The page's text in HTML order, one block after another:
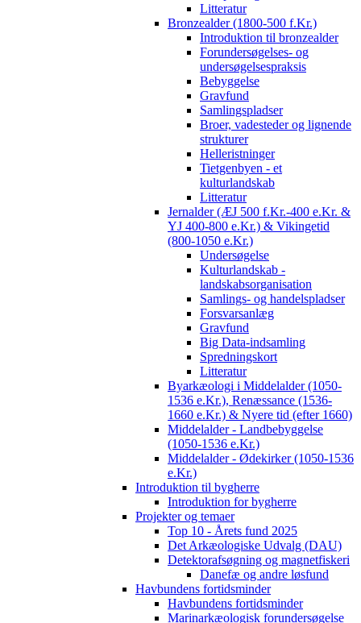
Litteratur
Bronzealder (1800-500 f.Kr.)
Introduktion til bronzealder
Forundersøgelses- og
undersøgelsespraksis
Bebyggelse
Gravfund
Samlingspladser
Broer, vadesteder og lignende
strukturer
Helleristninger
Tietgenbyen - et
kulturlandskab
Litteratur
Jernalder (ÆJ 500 f.Kr.-400 e.Kr. &
YJ 400-800 e.Kr.) & Vikingetid
(800-1050 e.Kr.)
Undersøgelse
Kulturlandskab -
landskabsorganisation
Samlings- og handelspladser
Forsvarsanlæg
Gravfund
Big Data-indsamling
Spredningskort
Litteratur
Byarkæologi i Middelalder (1050-
1536 e.Kr.), Renæssance (1536-
1660 e.Kr.) & Nyere tid (efter 1660)
Middelalder - Landbebyggelse
(1050-1536 e.Kr.)
Middelalder - Ødekirker (1050-1536
e.Kr.)
Introduktion til bygherre
Introduktion for bygherre
Projekter og temaer
Top 10 - Årets fund 2025
Det Arkæologiske Udvalg (DAU)
Detektorafsøgning og magnetfiskeri
Danefæ og andre løsfund
Havbundens fortidsminder
Havbundens fortidsminder
Marinarkæologisk forundersøgelse